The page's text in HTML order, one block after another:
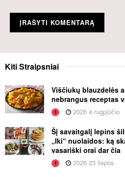
KitiStraipsniai
Viščiukų blauzdelės
nebrangus receptas
2026 4 rugpjūčio
Šį savaitgalį lepins
„Iki“ nuolaidos: ką
vasariški orai dar čia
2026 23 liepos